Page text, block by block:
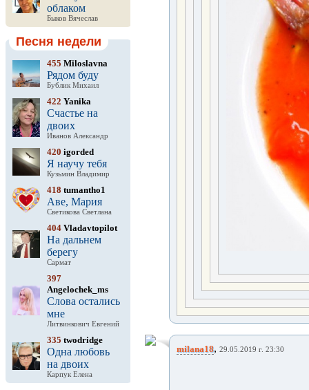
облаком
Быков Вячеслав
Песня недели
455 Miloslavna
Рядом буду
Бублик Михаил
422 Yanika
Счастье на
двоих
Иванов Александр
420 igorded
Я научу тебя
Кузьмин Владимир
418 tumantho1
Аве, Мария
Светикова Светлана
404 Vladavtopilot
На дальнем
берегу
Сармат
397
Angelochek_ms
Слова остались
мне
Литвинкович Евгений
335 twodridge
Одна любовь
на двоих
Карпук Елена
milana18, 29.05.2019 г. 23:30